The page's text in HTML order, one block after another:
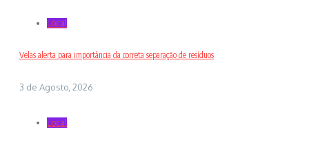
Local
Velas alerta para importância da correta separação de resíduos
3 de Agosto, 2026
Local